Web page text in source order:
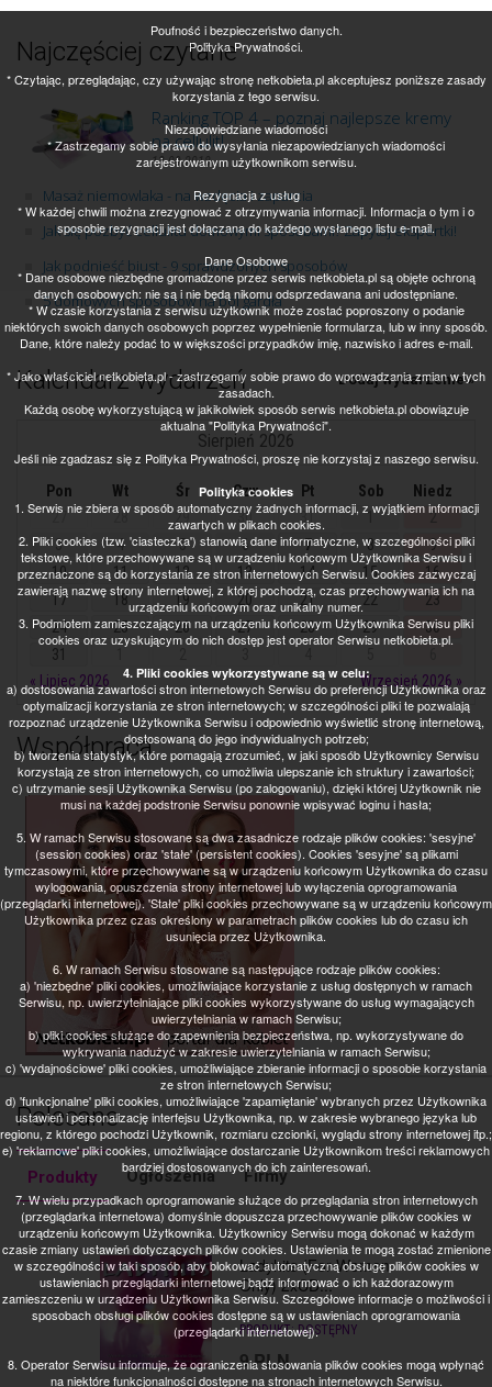
Najczęściej czytane
Ranking TOP 4 – poznaj najlepsze kremy
na cellulit!
13.09.2018
Masaż niemowlaka - na wzdęcia i zaparcia
Jak się pozbyć cellulitu domowymi sposobami? Zapytaj ekspertki!
Jak podnieść biust - 9 sprawdzonych sposobów
5 domowych sposobów na ból gardła
Kalendarz wydarzeń Dodaj wydarzenie »
Sierpień 2026
Pon Wt Śr Czw Pt Sob
Niedz
27
28 29 30 31 1
2
3
4 5 6 7 8
9
10
11 12 13 14 15
16
17
18 19 20 21 22
23
24
25 26 27 28 29
30
31
« Lipiec 2026
Wrzesień 2026 »
Współpraca
Polecane
Produkty Ogłoszenia Firmy
Ladyhits (For Women
Only) 2xCD...
PRODUKT: DOSTĘPNY
9PLN
Poufność i bezpieczeństwo danych.
Polityka Prywatności.
* Czytając, przeglądając, czy używając stronę netkobieta.pl akceptujesz poniższe zasady
korzystania z tego serwisu.
Niezapowiedziane wiadomości
* Zastrzegamy sobie prawo do wysyłania niezapowiedzianych wiadomości
zarejestrowanym użytkownikom serwisu.
Rezygnacja z usług
* W każdej chwili można zrezygnować z otrzymywania informacji. Informacja o tym i o
sposobie rezygnacji jest dołączana do każdego wysłanego listu e-mail.
Dane Osobowe
* Dane osobowe niezbędne gromadzone przez serwis netkobieta.pl są objęte ochroną
danych osobowych: nie są i nie będą nikomu odsprzedawana ani udostępniane.
* W czasie korzystania z serwisu użytkownik może zostać poproszony o podanie
niektórych swoich danych osobowych poprzez wypełnienie formularza, lub w inny sposób.
Dane, które należy podać to w większości przypadków imię, nazwisko i adres e-mail.
* Jako właściciel netkobieta.pl - zastrzegamy sobie prawo do wprowadzania zmian w tych
zasadach.
Każdą osobę wykorzystującą w jakikolwiek sposób serwis netkobieta.pl obowiązuje
aktualna "Polityka Prywatności".
Jeśli nie zgadzasz się z Polityka Prywatności, proszę nie korzystaj z naszego serwisu.
Polityka cookies
1. Serwis nie zbiera w sposób automatyczny żadnych informacji, z wyjątkiem informacji
zawartych w plikach cookies.
2. Pliki cookies (tzw. 'ciasteczka') stanowią dane informatyczne, w szczególności pliki
tekstowe, które przechowywane są w urządzeniu końcowym Użytkownika Serwisu i
przeznaczone są do korzystania ze stron internetowych Serwisu. Cookies zazwyczaj
zawierają nazwę strony internetowej, z której pochodzą, czas przechowywania ich na
urządzeniu końcowym oraz unikalny numer.
3. Podmiotem zamieszczającym na urządzeniu końcowym Użytkownika Serwisu pliki
cookies oraz uzyskującym do nich dostęp jest operator Serwisu netkobieta.pl.
4. Pliki cookies wykorzystywane są w celu:
a) dostosowania zawartości stron internetowych Serwisu do preferencji Użytkownika oraz
optymalizacji korzystania ze stron internetowych; w szczególności pliki te pozwalają
rozpoznać urządzenie Użytkownika Serwisu i odpowiednio wyświetlić stronę internetową,
dostosowaną do jego indywidualnych potrzeb;
b) tworzenia statystyk, które pomagają zrozumieć, w jaki sposób Użytkownicy Serwisu
korzystają ze stron internetowych, co umożliwia ulepszanie ich struktury i zawartości;
c) utrzymanie sesji Użytkownika Serwisu (po zalogowaniu), dzięki której Użytkownik nie
musi na każdej podstronie Serwisu ponownie wpisywać loginu i hasła;
5. W ramach Serwisu stosowane są dwa zasadnicze rodzaje plików cookies: 'sesyjne'
(session cookies) oraz 'stałe' (persistent cookies). Cookies 'sesyjne' są plikami
tymczasowymi, które przechowywane są w urządzeniu końcowym Użytkownika do czasu
wylogowania, opuszczenia strony internetowej lub wyłączenia oprogramowania
(przeglądarki internetowej). 'Stałe' pliki cookies przechowywane są w urządzeniu końcowym
Użytkownika przez czas określony w parametrach plików cookies lub do czasu ich
usunięcia przez Użytkownika.
6. W ramach Serwisu stosowane są następujące rodzaje plików cookies:
a) 'niezbędne' pliki cookies, umożliwiające korzystanie z usług dostępnych w ramach
Serwisu, np. uwierzytelniające pliki cookies wykorzystywane do usług wymagających
uwierzytelniania w ramach Serwisu;
b) pliki cookies służące do zapewnienia bezpieczeństwa, np. wykorzystywane do
wykrywania nadużyć w zakresie uwierzytelniania w ramach Serwisu;
c) 'wydajnościowe' pliki cookies, umożliwiające zbieranie informacji o sposobie korzystania
ze stron internetowych Serwisu;
d) 'funkcjonalne' pliki cookies, umożliwiające 'zapamiętanie' wybranych przez Użytkownika
ustawień i personalizację interfejsu Użytkownika, np. w zakresie wybranego języka lub
regionu, z którego pochodzi Użytkownik, rozmiaru czcionki, wyglądu strony internetowej itp.;
e) 'reklamowe' pliki cookies, umożliwiające dostarczanie Użytkownikom treści reklamowych
bardziej dostosowanych do ich zainteresowań.
7. W wielu przypadkach oprogramowanie służące do przeglądania stron internetowych
(przeglądarka internetowa) domyślnie dopuszcza przechowywanie plików cookies w
urządzeniu końcowym Użytkownika. Użytkownicy Serwisu mogą dokonać w każdym
czasie zmiany ustawień dotyczących plików cookies. Ustawienia te mogą zostać zmienione
w szczególności w taki sposób, aby blokować automatyczną obsługę plików cookies w
ustawieniach przeglądarki internetowej bądź informować o ich każdorazowym
zamieszczeniu w urządzeniu Użytkownika Serwisu. Szczegółowe informacje o możliwości i
sposobach obsługi plików cookies dostępne są w ustawieniach oprogramowania
(przeglądarki internetowej).
8. Operator Serwisu informuje, że ograniczenia stosowania plików cookies mogą wpłynąć
na niektóre funkcjonalności dostępne na stronach internetowych Serwisu.